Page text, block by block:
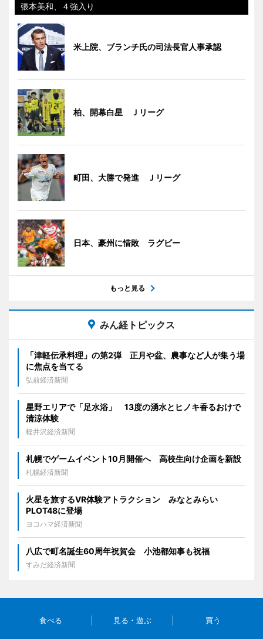
張本美和、４強入り
米上院、ブランチ氏の司法長官人事承認
柏、開幕白星 Ｊリーグ
町田、大勝で発進 Ｊリーグ
日本、豪州に惜敗 ラグビー
もっと見る
みん経トピックス
「津軽伝承料理」の第2弾 正月や盆、農事など人が集う場
に焦点を当てる
弘前経済新聞
星野エリアで「足水浴」 13度の湧水とヒノキ香るおけで
清涼体験
軽井沢経済新聞
札幌でゲームイベント10月開催へ 高校生向け企画を新設
札幌経済新聞
火星を旅するVR体験アトラクション みなとみらい
PLOT48に登場
ヨコハマ経済新聞
八広で町名誕生60周年祝賀会 小池都知事も祝福
すみだ経済新聞
食べる 見る・遊ぶ 買う